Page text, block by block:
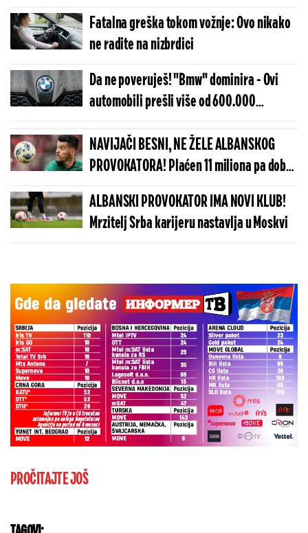
li je ovo najbolji letnji "ulov"?
Fatalna greška tokom vožnje: Ovo nikako
ne radite na nizbrdici
Da ne poveruješ! "Bmw" dominira - Ovi
automobili prešli više od 600.000
kilometra i još su na putu
NAVIJAČI BESNI, NE ŽELE ALBANSKOG
PROVOKATORA! Plaćen 11 miliona pa dobio
brutalnu poruku
ALBANSKI PROVOKATOR IMA NOVI KLUB!
Mrzitelj Srba karijeru nastavlja u Moskvi
PROČITAJTE JOŠ